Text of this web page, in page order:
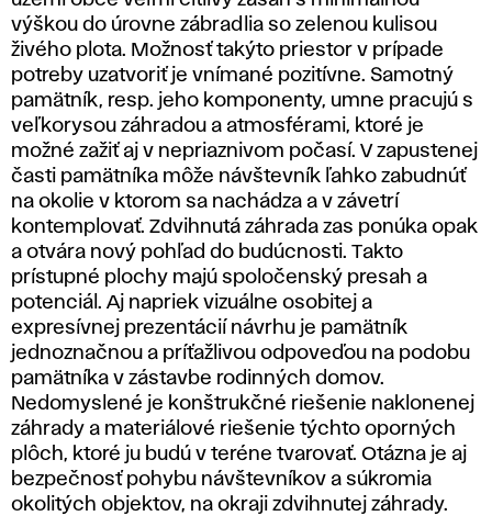
výškou do úrovne zábradlia so zelenou kulisou
živého plota. Možnosť takýto priestor v prípade
potreby uzatvoriť je vnímané pozitívne. Samotný
pamätník, resp. jeho komponenty, umne pracujú s
veľkorysou záhradou a atmosférami, ktoré je
možné zažiť aj v nepriaznivom počasí. V zapustenej
časti pamätníka môže návštevník ľahko zabudnúť
na okolie v ktorom sa nachádza a v závetrí
kontemplovať. Zdvihnutá záhrada zas ponúka opak
a otvára nový pohľad do budúcnosti. Takto
prístupné plochy majú spoločenský presah a
potenciál. Aj napriek vizuálne osobitej a
expresívnej prezentácií návrhu je pamätník
jednoznačnou a príťažlivou odpoveďou na podobu
pamätníka v zástavbe rodinných domov.
Nedomyslené je konštrukčné riešenie naklonenej
záhrady a materiálové riešenie týchto oporných
plôch, ktoré ju budú v teréne tvarovať. Otázna je aj
bezpečnosť pohybu návštevníkov a súkromia
okolitých objektov, na okraji zdvihnutej záhrady.